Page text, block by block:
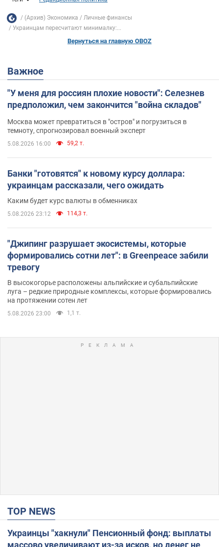
(Архив) Экономика
Личные финансы
Украинцам пересчитают минималку:...
Вернуться на главную OBOZ
Важное
"У меня для россиян плохие новости": Селезнев
предположил, чем закончится "война складов"
Москва может превратиться в "остров" и погрузиться в
темноту, спрогнозировал военный эксперт
5.08.2026 16:00 59,2 т.
Банки "готовятся" к новому курсу доллара:
украинцам рассказали, чего ожидать
Каким будет курс валюты в обменниках
5.08.2026 23:12 114,3 т.
"Джипинг разрушает экосистемы, которые
формировались сотни лет": в Greenpeace забили
тревогу
В высокогорье расположены альпийские и субальпийские
луга – редкие природные комплексы, которые формировались
на протяжении сотен лет
5.08.2026 23:00 1,1 т.
TOP NEWS
Украинцы "хакнули" Пенсионный фонд: выплаты
массово увеличивают из-за исков, но денег не